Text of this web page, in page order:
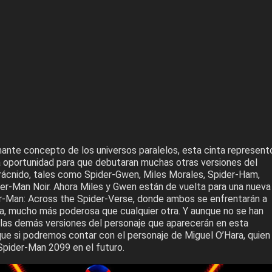
concepto de los universos paralelos, esta cinta
para que debutaran muchas otras versiones del
tales como Spider-Gwen, Miles Morales, Spider-Ham,
Man Noir. Ahora Miles y Gwen están de vuelta para una nueva
Man: Across the Spider-Verse, donde ambos se enfrentarán a
mucho más poderosa que cualquier otra. Y aunque no se han
demás versiones del personaje que aparecerán en esta
si podremos contar con el personaje de Miguel O’Hara, quien
Man 2099 en el futuro.